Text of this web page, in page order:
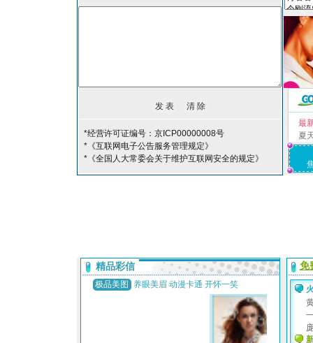
*经营许可证编号：京ICP00000008号
*《互联网电子公告服务管理规定》
*《全国人大常委会关于维护互联网安全的规定》
最
夏